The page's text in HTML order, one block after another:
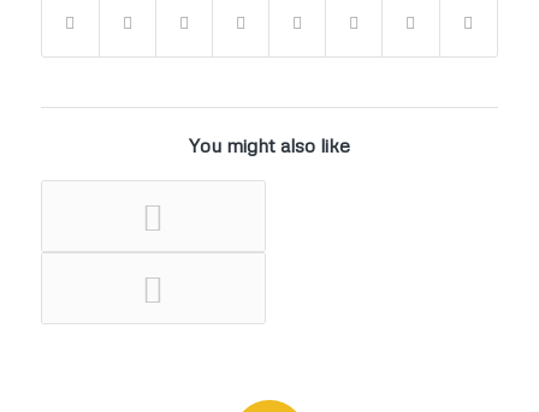
You might also like